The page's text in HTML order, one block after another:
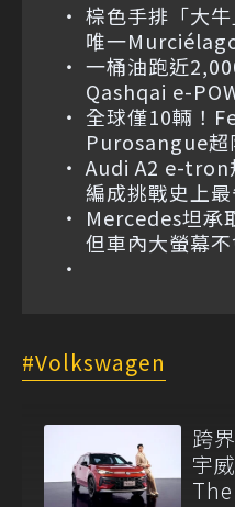
棕色手排「大
唯一
一桶油跑近
Qashqai e-
全球僅10輛！
Purosangue超
Audi A2 e-tron
編成挑戰史上最
Mercedes坦承
但車內大螢幕
Volkswagen
跨
宇